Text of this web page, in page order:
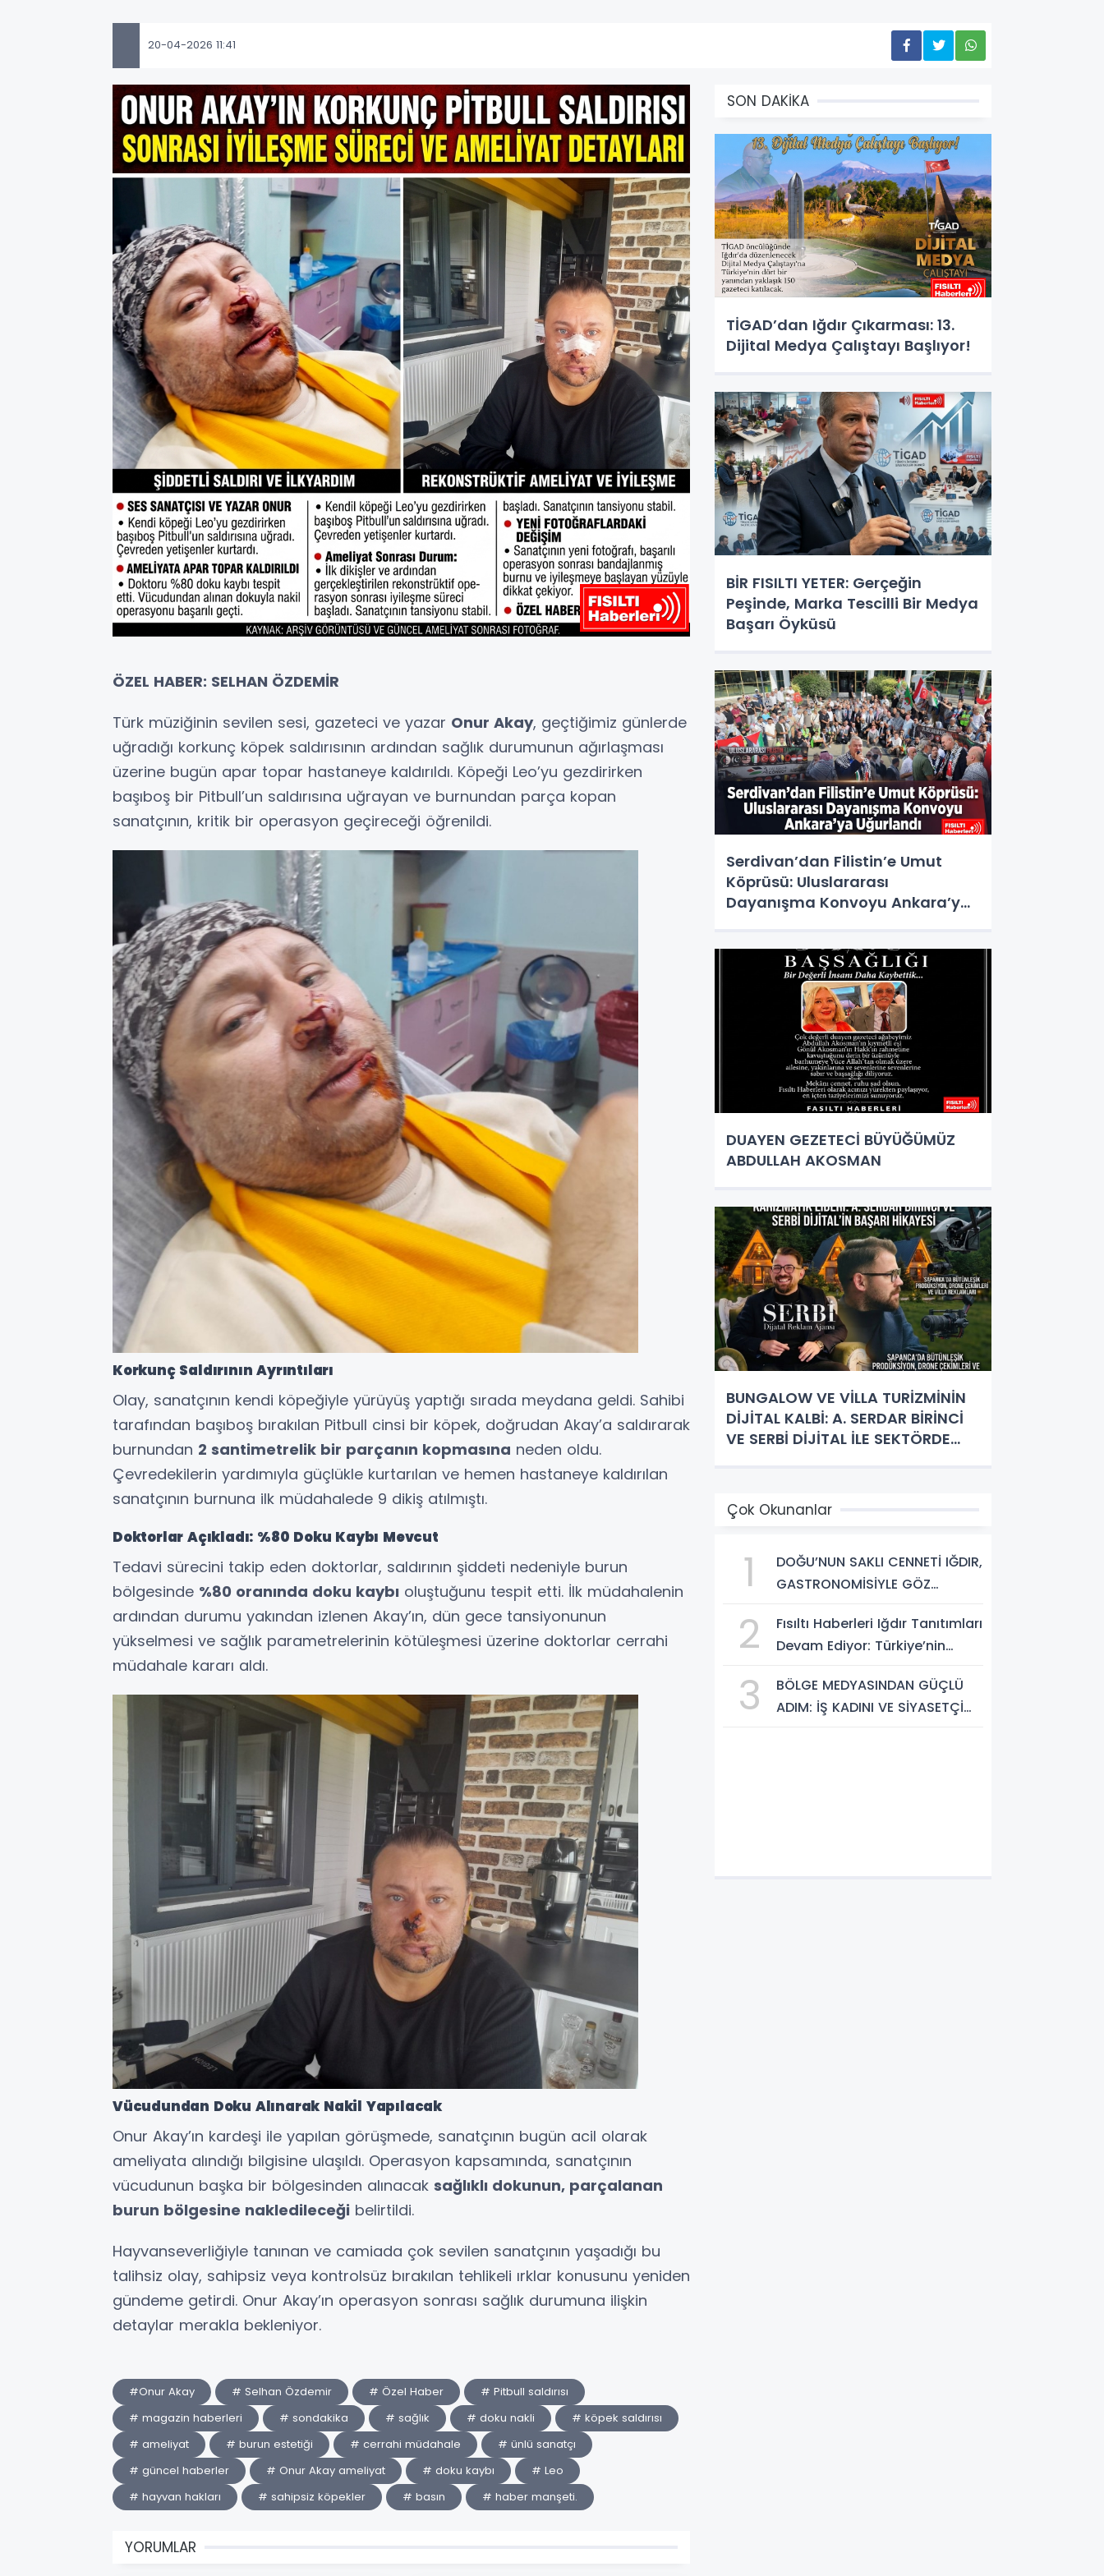
20-04-2026 11:41
ÖZEL HABER: SELHAN ÖZDEMİR
Türk müziğinin sevilen sesi, gazeteci ve yazar Onur Akay, geçtiğimiz günlerde
uğradığı korkunç köpek saldırısının ardından sağlık durumunun ağırlaşması
üzerine bugün apar topar hastaneye kaldırıldı. Köpeği Leo’yu gezdirirken
başıboş bir Pitbull’un saldırısına uğrayan ve burnundan parça kopan
sanatçının, kritik bir operasyon geçireceği öğrenildi.
Korkunç Saldırının Ayrıntıları
Olay, sanatçının kendi köpeğiyle yürüyüş yaptığı sırada meydana geldi. Sahibi
tarafından başıboş bırakılan Pitbull cinsi bir köpek, doğrudan Akay’a saldırarak
burnundan 2 santimetrelik bir parçanın kopmasına neden oldu.
Çevredekilerin yardımıyla güçlükle kurtarılan ve hemen hastaneye kaldırılan
sanatçının burnuna ilk müdahalede 9 dikiş atılmıştı.
Doktorlar Açıkladı: %80 Doku Kaybı Mevcut
Tedavi sürecini takip eden doktorlar, saldırının şiddeti nedeniyle burun
bölgesinde %80 oranında doku kaybı oluştuğunu tespit etti. İlk müdahalenin
ardından durumu yakından izlenen Akay’ın, dün gece tansiyonunun
yükselmesi ve sağlık parametrelerinin kötüleşmesi üzerine doktorlar cerrahi
müdahale kararı aldı.
Vücudundan Doku Alınarak Nakil Yapılacak
Onur Akay’ın kardeşi ile yapılan görüşmede, sanatçının bugün acil olarak
ameliyata alındığı bilgisine ulaşıldı. Operasyon kapsamında, sanatçının
vücudunun başka bir bölgesinden alınacak sağlıklı dokunun, parçalanan
burun bölgesine nakledileceği belirtildi.
Hayvanseverliğiyle tanınan ve camiada çok sevilen sanatçının yaşadığı bu
talihsiz olay, sahipsiz veya kontrolsüz bırakılan tehlikeli ırklar konusunu yeniden
gündeme getirdi. Onur Akay’ın operasyon sonrası sağlık durumuna ilişkin
detaylar merakla bekleniyor.
#Onur Akay # Selhan Özdemir # Özel Haber
# Pitbull saldırısı
# magazin haberleri
# sondakika # sağlık # doku nakli
# köpek saldırısı
# ameliyat
# burun estetiği # cerrahi müdahale
# ünlü sanatçı
# güncel haberler
# Onur Akay ameliyat # doku kaybı
# Leo
# hayvan hakları
# sahipsiz köpekler # basın # haber manşeti.
YORUMLAR
SON DAKİKA
TİGAD’dan Iğdır Çıkarması: 13.
Dijital Medya Çalıştayı Başlıyor!
BİR FISILTI YETER: Gerçeğin
Peşinde, Marka Tescilli Bir Medya
Başarı Öyküsü
Serdivan’dan Filistin’e Umut
Köprüsü: Uluslararası
Dayanışma Konvoyu Ankara’ya
DUAYEN GEZETECİ BÜYÜĞÜMÜZ
ABDULLAH AKOSMAN
BUNGALOW VE VİLLA TURİZMİNİN
DİJİTAL KALBİ: A. SERDAR BİRİNCİ
VE SERBİ DİJİTAL İLE SEKTÖRDE
Çok Okunanlar
1
DOĞU’NUN SAKLI CENNETİ IĞDIR,
GASTRONOMİSİYLE GÖZ
ANADOLU KÜLTÜRÜNÜN
BULUŞMA NOKTASI
2
Fısıltı Haberleri Iğdır Tanıtımları
Devam Ediyor: Türkiye’nin
Cennetleri Keşfedilmeyi
Bekliyor
3
BÖLGE MEDYASINDAN GÜÇLÜ
ADIM: İŞ KADINI VE SİYASETÇİ